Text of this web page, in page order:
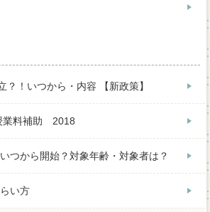
？！いつから・内容 【新政策】
業料補助 2018
つから開始？対象年齢・対象者は？
い方